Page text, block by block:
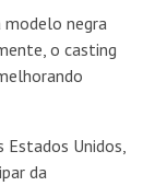
modelo negra
o casting
Estados Unidos,
da